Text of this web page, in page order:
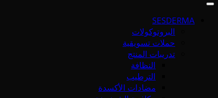
SESDERMA
البروتوكولات
حملات تسويقية
تدريبات المنتج
النظافة
الترطيب
مضادات الأكسدة